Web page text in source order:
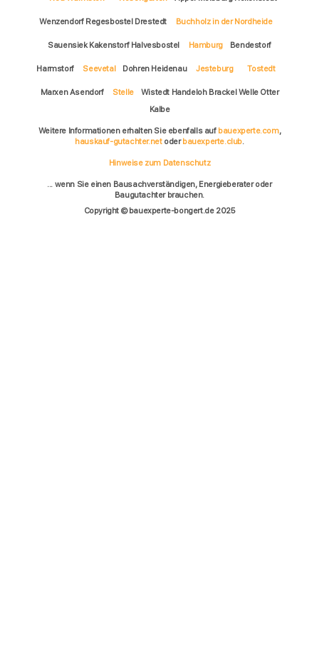
Wenzendorf Regesbostel Drestedt Buchholz in der Nordheide
Sauensiek Kakenstorf Halvesbostel Hamburg Bendestorf
Harmstorf Seevetal Dohren Heidenau Jesteburg Tostedt
Marxen Asendorf Stelle
Wistedt Handeloh Brackel Welle Otter
Kalbe
Weitere Informationen erhalten Sie ebenfalls auf bauexperte.com,
hauskauf-gutachter.netoderbauexperte.club.
Hinweise zum Datenschutz
... wenn Sie einen Bausachverständigen, Energieberater oder
Baugutachter brauchen.
Copyright © bauexperte-bongert.de 2025